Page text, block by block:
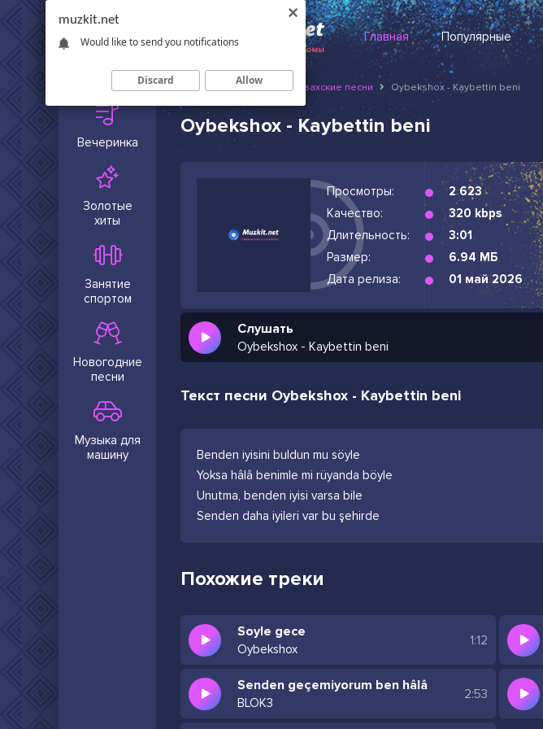
Главная Популярные
Вечеринка
Золотые
хиты
Занятие
спортом
Новогодние
песни
Музыка для
машину
Muzkit.net Русские и казахские песни Oybekshox - Kaybettin beni
Oybekshox - Kaybettin beni
Просмотры:
2 623
Качество:
320 kbps
Длительность:
3:01
Размер:
6.94 МБ
Дата релиза:
01 май 2026
Слушать
Oybekshox - Kaybettin beni
Текст песни Oybekshox - Kaybettin beni
Benden iyisini buldun mu söyle
Yoksa hâlâ benimle mi rüyanda böyle
Unutma, benden iyisi varsa bile
Senden daha iyileri var bu şehirde
Похожие треки
Soyle gece
Oybekshox
1:12
Senden geçemiyorum ben hâlâ
BLOK3
2:53
muzkit.net
Would like to send you notifications
Discard Allow